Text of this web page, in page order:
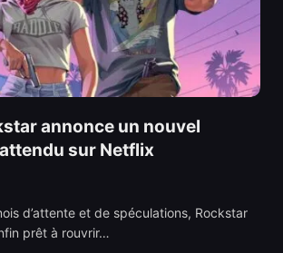
annonce un nouvel
sur Netflix
d’attente et de spéculations, Rockstar
prêt à rouvrir…